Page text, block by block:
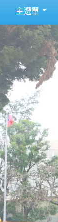
主選單